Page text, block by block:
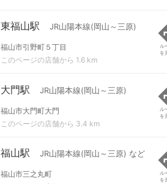
東福山駅 JR山陽本線(岡山～三原)
福山市引野町５丁目
このページの店舗から 1.6 km
ル
を
大門駅 JR山陽本線(岡山～三原)
福山市大門町大門
このページの店舗から 3.4 km
ル
を
福山駅 JR山陽本線(岡山～三原) など
福山市三之丸町
ル
を